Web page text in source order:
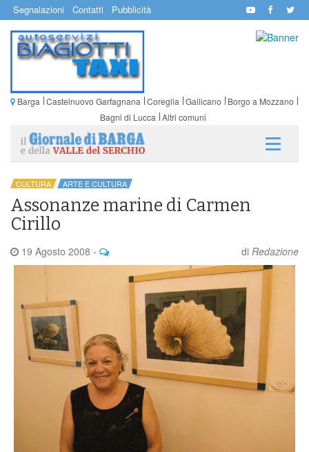
Segnalazioni Contatti Pubblicità
Barga Castelnuovo Garfagnana Coreglia Gallicano
Borgo a Mozzano
Bagni di Lucca Altri comuni
CULTURA ARTE E CULTURA
Assonanze marine di Carmen
Cirillo
19 Agosto 2008 - di Redazione